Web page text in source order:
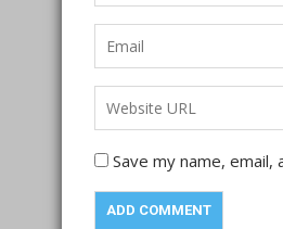
Save my name,